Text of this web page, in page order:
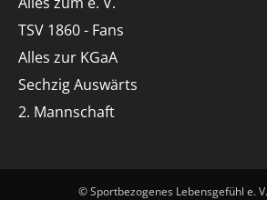
TSV 1860 - Fans
Alles zur KGaA
Sechzig Auswärts
2. Mannschaft
© Sportbezogenes Lebensgefühl e.